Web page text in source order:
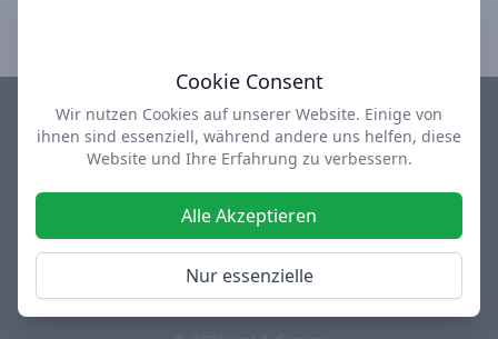
Impressum Datenschutz AGB
Über uns
design-depot Shop
used-design Outlet
FacebookInstagram
Twitter
Cookie Consent
Wir nutzen Cookies auf unserer Website. Einige von
ihnen sind essenziell, während andere uns helfen, diese
Website und Ihre Erfahrung zu verbessern.
Alle Akzeptieren
Nur essenzielle